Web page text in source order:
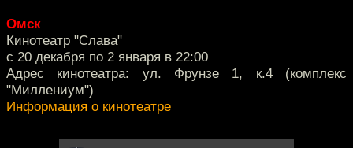
Омск
Кинотеатр "Слава"
с 20 декабря по 2 января в 22:00
Адрес кинотеатра: ул. Фрунзе 1, к.4 (комплекс
"Миллениум")
Информация о кинотеатре